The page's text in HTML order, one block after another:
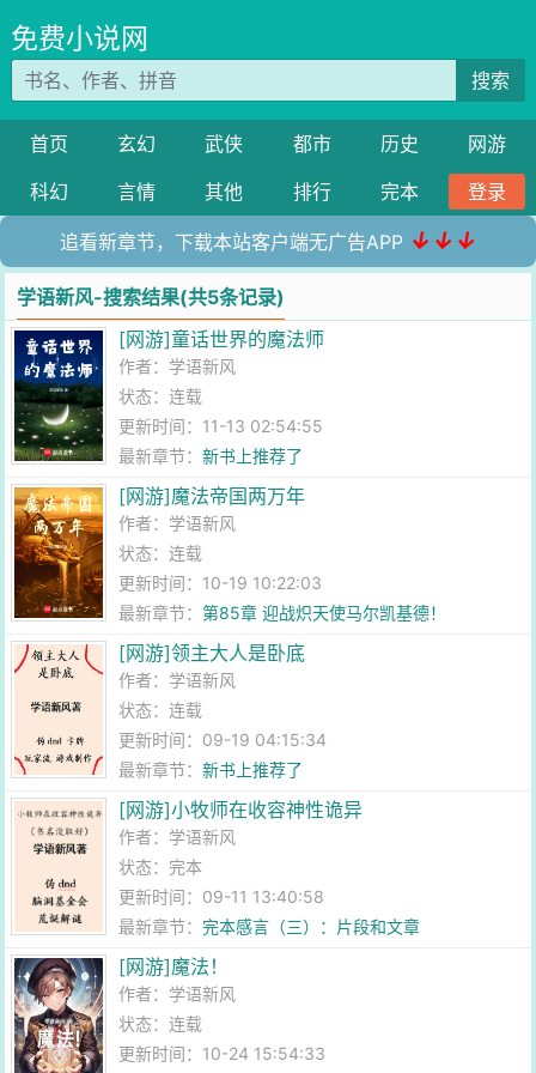
免费小说网
搜索
首页 玄幻 武侠 都市 历史
网游
科幻
言情 其他 排行 完本 登录
追看新章节，下载本站客户端无广告APP ↓↓↓
学语新风-搜索结果(共5条记录)
[网游]童话世界的魔法师
作者： 学语新风
状态：连载
更新时间：11-13 02:54:55
最新章节：新书上推荐了
[网游]魔法帝国两万年
作者： 学语新风
状态：连载
更新时间：10-19 10:22:03
最新章节：第85章 迎战炽天使马尔凯基德！
[网游]领主大人是卧底
作者： 学语新风
状态：连载
更新时间：09-19 04:15:34
最新章节：新书上推荐了
[网游]小牧师在收容神性诡异
作者： 学语新风
状态：完本
更新时间：09-11 13:40:58
最新章节：完本感言（三）：片段和文章
[网游]魔法！
作者： 学语新风
状态：连载
更新时间：10-24 15:54:33